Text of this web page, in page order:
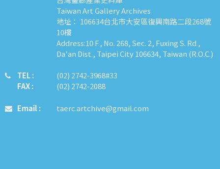
Taiwan Art Gallery Archives
地址： 106634台北市大安區復興南路二段268號
10樓
Address:10 F., No. 268, Sec. 2, Fuxing S. Rd.,
Da'an Dist., Taipei City 106634, Taiwan (R.O.C.)
TEL :
FAX :
​​​​(02) 2742-3968#33
(02) 2742-2088
Email : taerc.artchive@gmail.com